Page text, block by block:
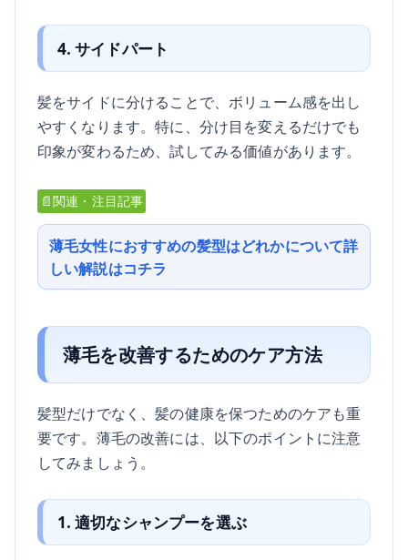
4. サイドパート
髪をサイドに分けることで、ボリューム感を出し
やすくなります。特に、分け目を変えるだけでも
印象が変わるため、試してみる価値があります。
📄関連・注目記事
薄毛女性におすすめの髪型はどれかについて詳
しい解説はコチラ
薄毛を改善するためのケア方法
髪型だけでなく、髪の健康を保つためのケアも重
要です。薄毛の改善には、以下のポイントに注意
してみましょう。
1. 適切なシャンプーを選ぶ